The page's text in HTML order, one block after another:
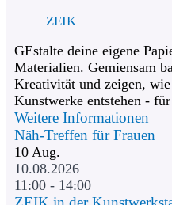
ZEIK
GEstalte deine eigene
Materialien. Gemiensam
Kreativität und zeigen,
Kunstwerke entstehen -
Weitere Informationen
Näh-Treffen für Frauen
10 Aug.
10.08.2026
11:00 - 14:00